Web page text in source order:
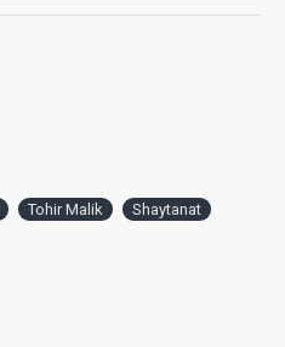
Tohir Malik
Shaytanat